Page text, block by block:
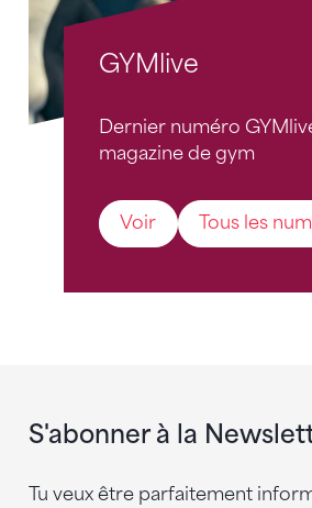
GYMlive
Dernier numéro
magazine de gym
Voir Tous les
S'abonner à la
Tu veux être parfaitement